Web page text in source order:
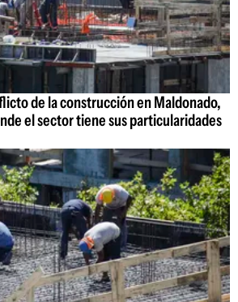
de la construcción en Maldonado,
el sector tiene sus particularidades